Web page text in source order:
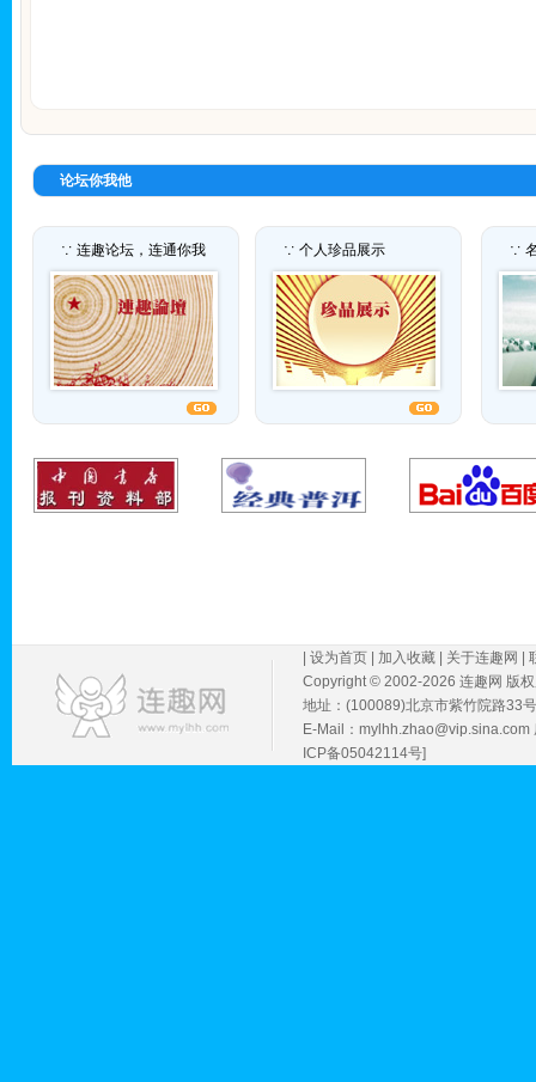
论坛你我他
∵ 连趣论坛，连通你我 ∵ 个人珍品展示 ∵
设为首页 加入收藏 关于连趣网
Copyright © 2002-2026 连趣网 版
地址：(100089)北京市紫竹院路33
E-Mail：
ICP备05042114号]